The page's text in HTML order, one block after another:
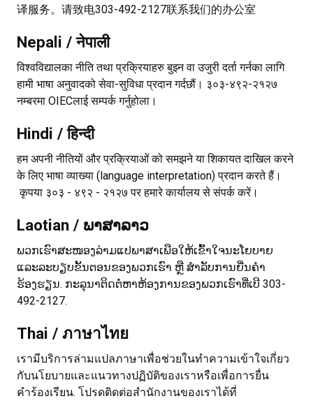
译服务。请致电303-492-2127联系我们的办公室
Nepali / नेपाली
विश्वविद्यालका नीति तथा प्रक्रियाहरु बुझ्न वा उजुरी दर्ता गर्नका लागि
हामी भाषा अनुवादको सेवा-सुविधा प्रदान गर्दछौं। ३०३-४९२-२१२७
नम्बरमा OIECलाई सम्पर्क गर्नुहोला।
Hindi / हिन्दी
हम अपनी नीतियों और प्रक्रियाओं को समझने या शिकायत दाखिल करने
के लिए भाषा व्याख्या (language interpretation) प्रदान करते हैं।
कृपया ३०३ - ४९२ - २१२७ पर हमारे कार्यालय से संपर्क करें।
Laotian / ພາສາລາວ
ພວກເຮົາສະໜອງລ່າມແປພາສາເພືອໃຫ້ເຂົ້າໃຈນະໂຍບາຍ
ແລະລະບຽບຂັ້ນຕອນຂອງພວກເຮົາ ຫຼື ສຳລັບການຍື່ນຄຳ
ຮ້ອງຮຽນ. ກະລຸນາຕິດຕໍ່ຫາຫ້ອງການຂອງພວກເຮົາທີ່ເບີ 303-
492-2127.
Thai / ภาษาไทย
เรามีบริการล่ามแปลภาษาเพื่อช่วยในทำความเข้าใจเกี่ยว
กับนโยบายและแนวทางปฏิบัติของเราหรือเพื่อการยื่น
คำร้องเรียน. โปรดติดต่อสำนักงานของเราได้ที่